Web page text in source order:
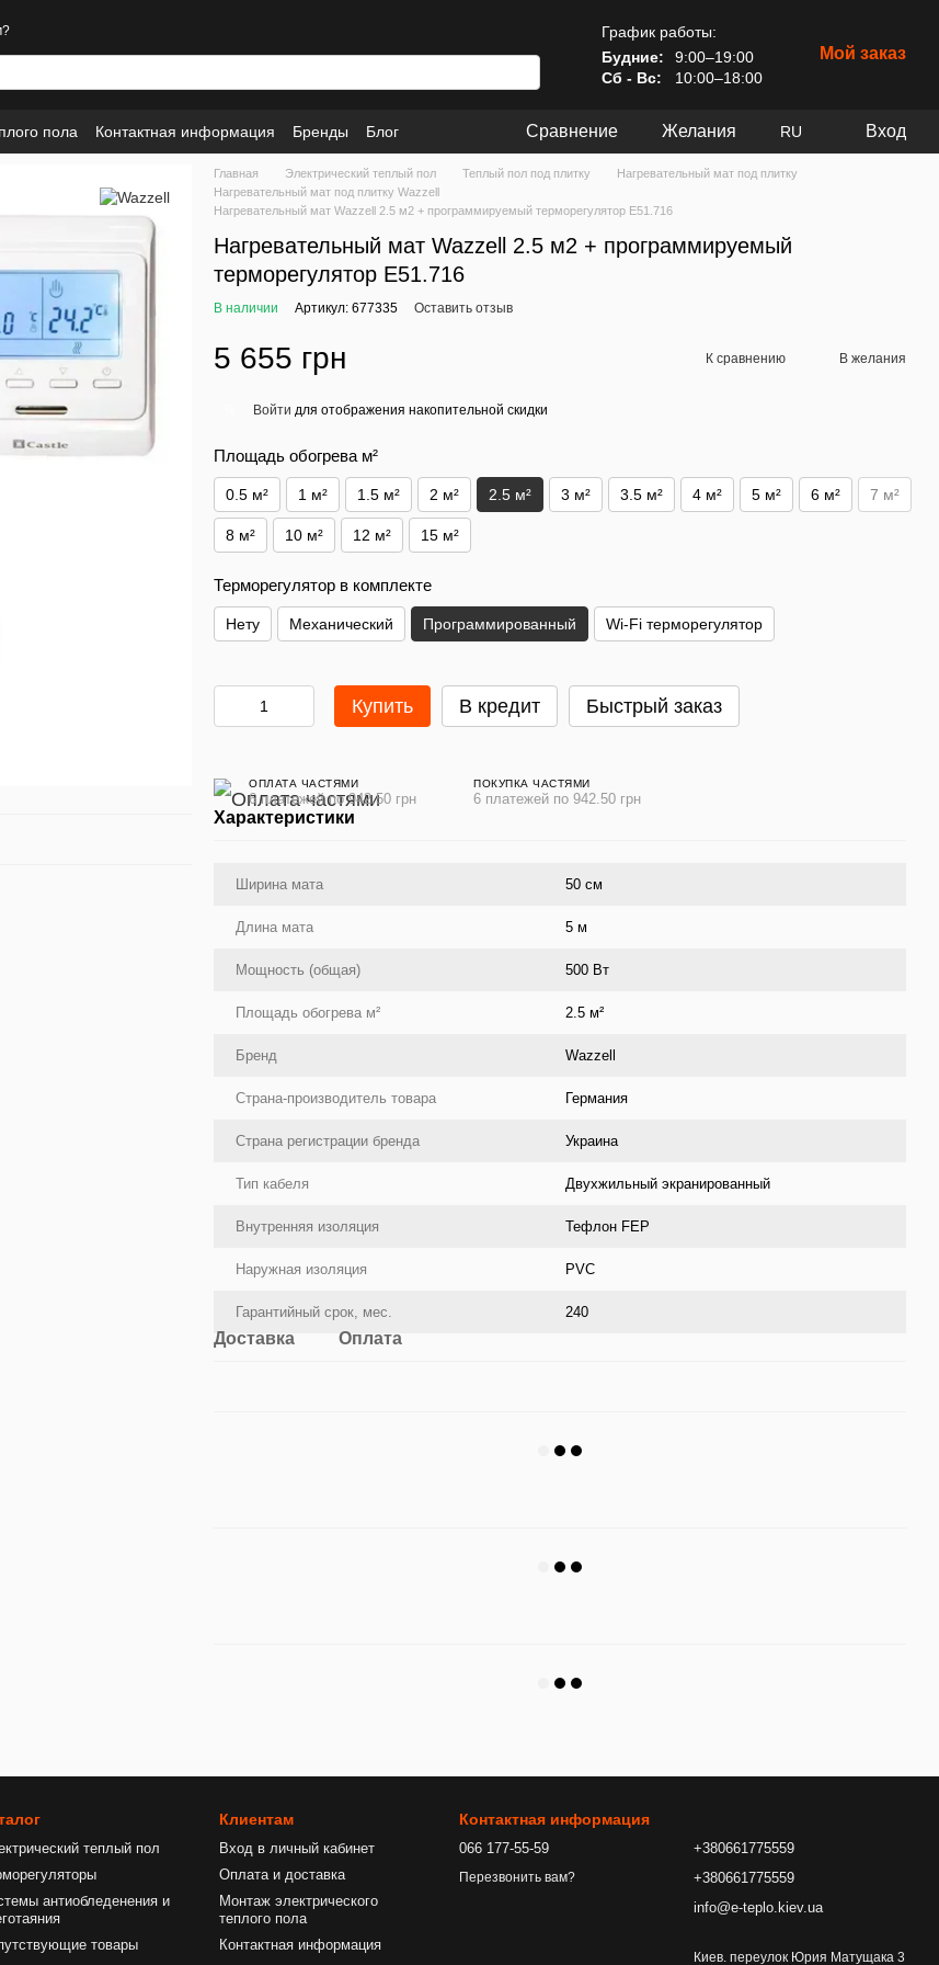
График работы:
Будние:
9:00–19:00
Сб - Вс:
10:00–18:00
Мой заказ
пола Контактная информация Бренды
Блог
Сравнение Желания RU Вход
Главная Электрический теплый пол Теплый пол под плитку
Нагревательный мат под плитку
Нагревательный мат под плитку Wazzell
Нагревательный мат Wazzell 2.5 м2 + программируемый терморегулятор E51.716
Нагревательный мат Wazzell 2.5 м2 + программируемый
терморегулятор E51.716
В наличии Артикул: 677335 Оставить отзыв
5 655 грн К сравнению В желания
Войти для отображения накопительной скидки
Площадь обогрева м²
0.5 м² 1 м² 1.5 м² 2 м² 2.5 м² 3 м² 3.5 м² 4 м² 5 м² 6 м² 7 м²
8 м² 10 м² 12 м² 15 м²
Терморегулятор в комплекте
Нету Механический Программированный Wi-Fi терморегулятор
Купить В кредит Быстрый заказ
ОПЛАТА ЧАСТЯМИ
6 платежей по 942.50 грн
ПОКУПКА ЧАСТЯМИ
6 платежей по 942.50 грн
Характеристики
Ширина мата 50 cм
Длина мата 5 м
Мощность (общая) 500 Вт
Площадь обогрева м² 2.5 м²
Бренд Wazzell
Страна-производитель товара Германия
Страна регистрации бренда Украина
Тип кабеля Двухжильный экранированный
Внутренняя изоляция Тефлон FEP
Наружная изоляция PVC
Гарантийный срок, мес. 240
Доставка Оплата
теплый пол
антиобледенения и
товары
Клиентам
Вход в личный кабинет
Оплата и доставка
Монтаж электрического
теплого пола
Контактная информация
Контактная информация
066 177-55-59
Перезвонить вам?
+380661775559
+380661775559
info@e-teplo.kiev.ua
Киев. переулок Юрия Матущака 3